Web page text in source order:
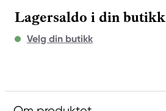
Lagersaldo i din butikk
Velg din butikk